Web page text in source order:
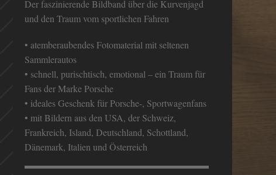
Der faszinierende Bildband über die Kurvenjagd
und den Traum vom sportlichen Fahren
• atemberaubendes Fotomaterial mit seltenen
Sammlerautos
• schnell, purischtisch, emotional – ein Traum für
Fans der Marke Porsche
• ideales Geschenk für Porsche-, Sportwagenfans
• mit Bildern aus den USA, der Schweiz,
Frankreich, Island, Deutschland, Schottland,
Dänemark, Italien und Österreich